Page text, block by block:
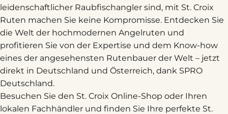
leidenschaftlicher Raubfischangler sind, mit St. Croix
Ruten machen Sie keine Kompromisse. Entdecken Sie
die Welt der hochmodernen Angelruten und
profitieren Sie von der Expertise und dem Know-how
eines der angesehensten Rutenbauer der Welt – jetzt
direkt in Deutschland und Österreich, dank SPRO
Deutschland.
Besuchen Sie den St. Croix Online-Shop oder Ihren
lokalen Fachhändler und finden Sie Ihre perfekte St.